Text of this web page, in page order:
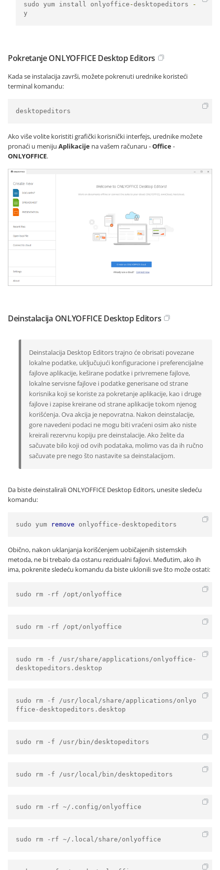
sudo yum install onlyoffice -desktopeditors
-
y
Pokretanje ONLYOFFICE Desktop Editors
Kada se instalacija završi, možete pokrenuti urednike koristeći
terminal komandu:
desktopeditors
Ako više volite koristiti grafički korisnički interfejs, urednike možete
pronaći u meniju Aplikacije na vašem računaru -Office-
ONLYOFFICE.
Deinstalacija ONLYOFFICE Desktop Editors
Deinstalacija Desktop Editors trajno će obrisati povezane
lokalne podatke, uključujući konfiguracione i preferencijalne
fajlove aplikacije, keširane podatke i privremene fajlove,
lokalne servisne fajlove i podatke generisane od strane
korisnika koji se koriste za pokretanje aplikacije, kao i druge
fajlove i zapise kreirane od strane aplikacije tokom njenog
korišćenja. Ova akcija je nepovratna. Nakon deinstalacije,
gore navedeni podaci ne mogu biti vraćeni osim ako niste
kreirali rezervnu kopiju pre deinstalacije. Ako želite da
sačuvate bilo koji od ovih podataka, molimo vas da ih ručno
sačuvate pre nego što nastavite sa deinstalacijom.
Da biste deinstalirali ONLYOFFICE Desktop Editors, unesite sledeću
komandu:
sudo yum remove onlyoffice -desktopeditors
Obično, nakon uklanjanja korišćenjem uobičajenih sistemskih
metoda, ne bi trebalo da ostanu rezidualni fajlovi. Međutim, ako ih
ima, pokrenite sledeću komandu da biste uklonili sve što može ostati:
sudo rm -rf /opt/onlyoffice
sudo rm -rf /opt/onlyoffice
sudo rm -f /usr/share/applications/onlyoffice-
desktopeditors.desktop
sudo rm -f /usr/local/share/applications/onlyo
ffice-desktopeditors.desktop
sudo rm -f /usr/bin/desktopeditors
sudo rm -f /usr/local/bin/desktopeditors
sudo rm -rf ~/.config/onlyoffice
sudo rm -rf ~/.local/share/onlyoffice